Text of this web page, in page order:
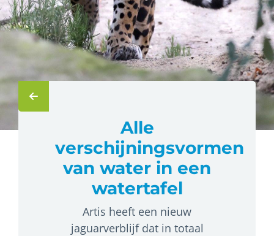
Alle
verschijningsvormen
van water in een
watertafel
Artis heeft een nieuw
jaguarverblijf dat in totaal